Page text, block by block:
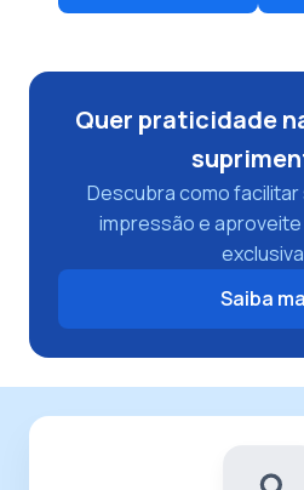
Quer praticidade
Descubra como
impressão e
Saiba